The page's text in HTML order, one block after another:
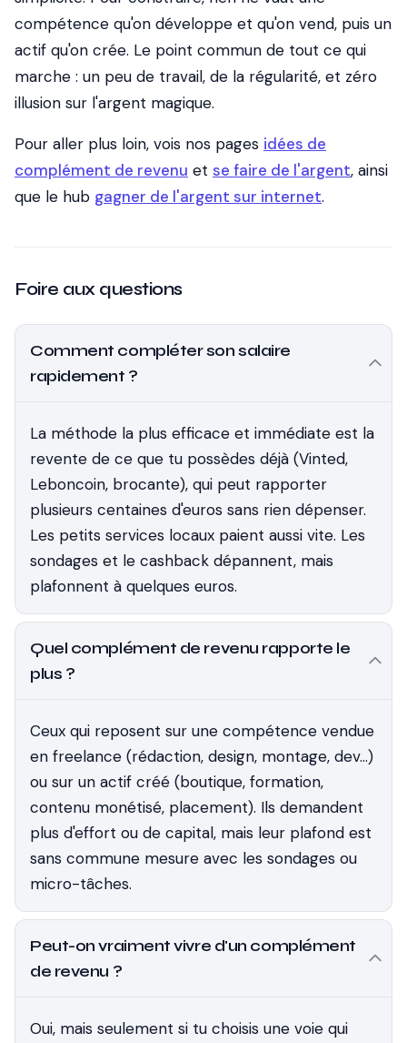
compétence qu'on développe et qu'on vend, puis un
actif qu'on crée. Le point commun de tout ce qui
marche : un peu de travail, de la régularité, et zéro
illusion sur l'argent magique.
Pour aller plus loin, vois nos pages idées de
complément de revenu et se faire de l'argent, ainsi
que le hub gagner de l'argent sur internet.
Foire aux questions
Comment compléter son salaire
rapidement ?
La méthode la plus efficace et immédiate est la
revente de ce que tu possèdes déjà (Vinted,
Leboncoin, brocante), qui peut rapporter
plusieurs centaines d'euros sans rien dépenser.
Les petits services locaux paient aussi vite. Les
sondages et le cashback dépannent, mais
plafonnent à quelques euros.
Quel complément de revenu rapporte le
plus ?
Ceux qui reposent sur une compétence vendue
en freelance (rédaction, design, montage, dev…)
ou sur un actif créé (boutique, formation,
contenu monétisé, placement). Ils demandent
plus d'effort ou de capital, mais leur plafond est
sans commune mesure avec les sondages ou
micro-tâches.
Peut-on vraiment vivre d'un complément
de revenu ?
Oui, mais seulement si tu choisis une voie qui